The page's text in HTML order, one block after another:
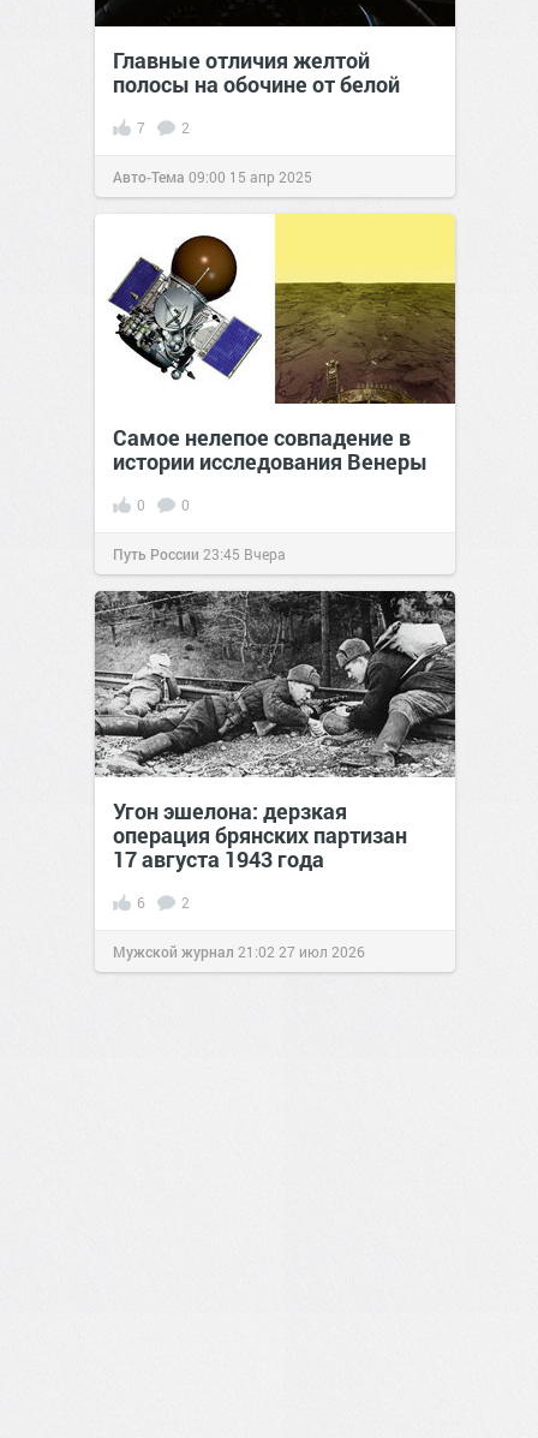
Главные отличия желтой
полосы на обочине от белой
7 2
Авто-Тема 09:00 15 апр 2025
Самое нелепое совпадение в
истории исследования Венеры
0 0
Путь России 23:45 Вчера
Угон эшелона: дерзкая
операция брянских партизан
17 августа 1943 года
6 2
Мужской журнал 21:02 27 июл 2026